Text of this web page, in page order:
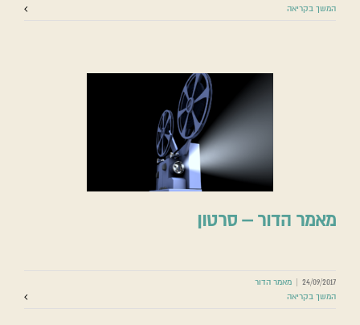
המשך בקריאה
מאמר הדור – סרטון
24/09/2017
| מאמר הדור
המשך בקריאה